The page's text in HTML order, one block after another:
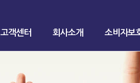
고객센터 회사소개 소비자보